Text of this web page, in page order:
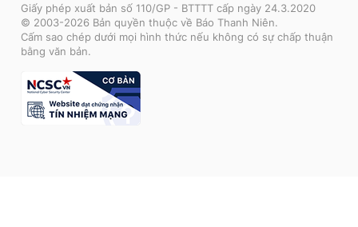
Giấy phép xuất bản số 110/GP - BTTTT cấp ngày 24.3.2020
© 2003-2026 Bản quyền thuộc về Báo Thanh Niên.
Cấm sao chép dưới mọi hình thức nếu không có sự chấp thuận
bằng văn bản.